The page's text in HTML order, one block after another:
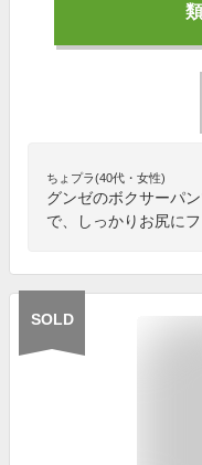
ちょプラ(40代・女性)
グンゼのボクサーパ
で、しっかりお尻に
SOLD